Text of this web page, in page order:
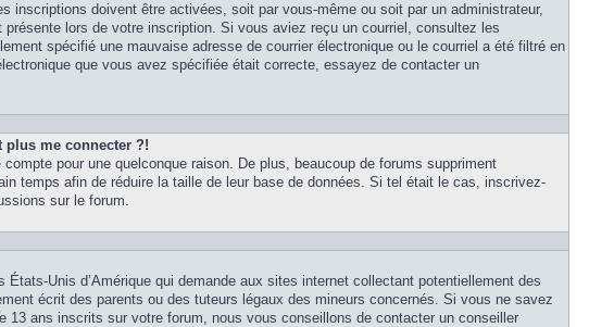
inscriptions doivent être activées, soit par vous-même ou soit par un administrateur,
lors de votre inscription. Si vous aviez reçu un courriel, consultez les
spécifié une mauvaise adresse de courrier électronique ou le courriel a été filtré en
que vous avez spécifiée était correcte, essayez de contacter un
plus me connecter ?!
pour une quelconque raison. De plus, beaucoup de forums suppriment
temps afin de réduire la taille de leur base de données. Si tel était le cas, inscrivez-
sur le forum.
Unis d’Amérique qui demande aux sites internet collectant potentiellement des
écrit des parents ou des tuteurs légaux des mineurs concernés. Si vous ne savez
13 ans inscrits sur votre forum, nous vous conseillons de contacter un conseiller